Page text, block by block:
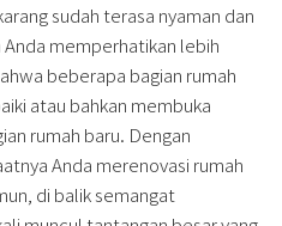
sudah terasa nyaman dan
memperhatikan lebih
beberapa bagian rumah
atau bahkan membuka
rumah baru. Dengan
Anda merenovasi rumah
di balik semangat